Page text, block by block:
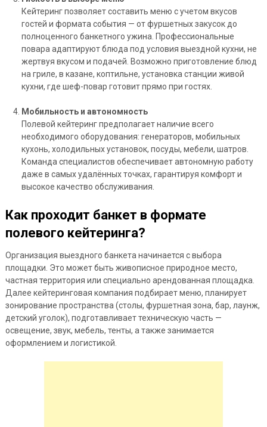
Кейтеринг позволяет составить меню с учетом вкусов
гостей и формата события — от фуршетных закусок до
полноценного банкетного ужина. Профессиональные
повара адаптируют блюда под условия выездной кухни, не
жертвуя вкусом и подачей. Возможно приготовление блюд
на гриле, в казане, коптильне, установка станции живой
кухни, где шеф-повар готовит прямо при гостях.
Мобильность и автономность
Полевой кейтеринг предполагает наличие всего
необходимого оборудования: генераторов, мобильных
кухонь, холодильных установок, посуды, мебели, шатров.
Команда специалистов обеспечивает автономную работу
даже в самых удалённых точках, гарантируя комфорт и
высокое качество обслуживания.
Как проходит банкет в формате
полевого кейтеринга?
Организация выездного банкета начинается с выбора
площадки. Это может быть живописное природное место,
частная территория или специально арендованная площадка.
Далее кейтеринговая компания подбирает меню, планирует
зонирование пространства (столы, фуршетная зона, бар, лаунж,
детский уголок), подготавливает техническую часть —
освещение, звук, мебель, тенты, а также занимается
оформлением и логистикой.